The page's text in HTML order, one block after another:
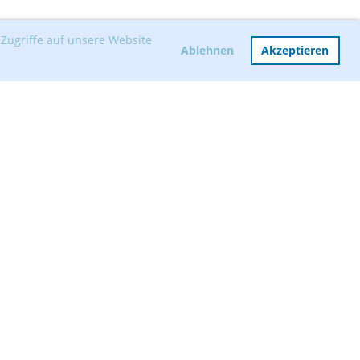
auf unsere Website
Ablehnen Akzeptieren